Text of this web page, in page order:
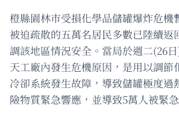
橙縣園林市受損化學品儲罐爆炸危機
被迫疏散的五萬名居民多數已陸續返
調該地區情況安全。當局於週二(26
天工廠內發生危機原因，是用以調節
冷卻系統發生故障，導致儲罐極度過
險物質緊急響應，並導致5萬人被緊